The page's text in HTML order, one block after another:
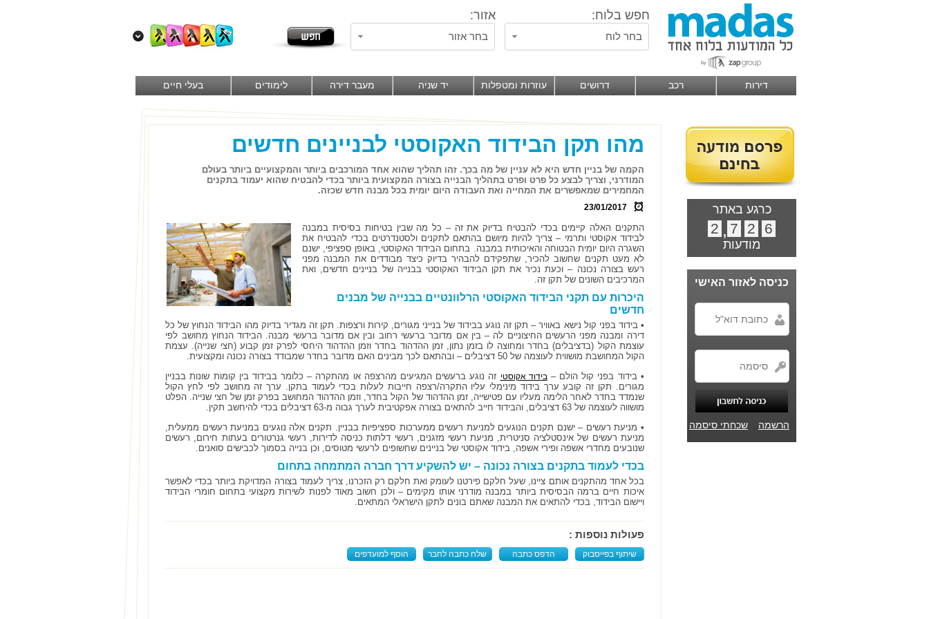
חפש בלוח: אזור:
בחר לוח בחר אזור
דירות רכב דרושים עוזרות ומטפלות יד שניה מעבר דירה לימודים בעלי חיים
כרגע באתר
6
2
7
,
2
מודעות
כניסה לאזור האישי
הרשמה שכחתי סיסמה
מהו תקן הבידוד האקוסטי לבניינים חדשים
הקמה של בניין חדש היא לא עניין של מה בכך. זהו תהליך שהוא אחד המורכבים ביותר והמקצועיים ביותר בעולם
המודרני, וצריך לבצע כל פרט ופרט בתהליך הבנייה בצורה המקצועית ביותר בכדי להבטיח שהוא יעמוד בתקנים
המחמירים שמאפשרים את המחייה ואת העבודה היום יומית בכל מבנה חדש שכזה.
23/01/2017
התקנים האלה קיימים בכדי להבטיח בדיוק את זה – כל מה שבין בטיחות בסיסית במבנה
לבידוד אקוסטי ותרמי – צריך להיות מיושם בהתאם לתקנים ולסטנדרטים בכדי להבטיח את
השגרה היום יומית הבטוחה והאיכותית במבנה. בתחום הבידוד האקוסטי, באופן ספציפי, ישנם
לא מעט תקנים שחשוב להכיר, שתפקידם להבהיר בדיוק כיצד מבודדים את המבנה מפני
רעש בצורה נכונה – וכעת נכיר את תקן הבידוד האקוסטי בבנייה של בניינים חדשים, ואת
המרכיבים השונים של תקן זה.
היכרות עם תקני הבידוד האקוסטי הרלוונטיים בבנייה של מבנים
חדשים
• בידוד בפני קול נישא באוויר – תקן זה נוגע בבידוד של בנייני מגורים, קירות ורצפות. תקן זה מגדיר בדיוק מהו הבידוד הנחוץ של כל
דירה ומבנה מפני הרעשים החיצוניים לה – בין אם מדובר ברעשי רחוב ובין אם מדובר ברעשי מבנה. הבידוד הנחוץ מחושב לפי
עוצמת הקול (בדציבלים) בחדר ומחוצה לו בזמן נתון, זמן ההדהוד בחדר וזמן ההדהוד היחסי לפרק זמן קבוע (חצי שנייה). עצמת
הקול המחושבת מושווית לעוצמה של 50 דציבלים – ובהתאם לכך מבינים האם מדובר בחדר שמבודד בצורה נכונה ומקצועית.
• בידוד בפני קול הולם –בידוד אקוסטי זה נוגע ברעשים המגיעים מהרצפה או מהתקרה – כלומר בבידוד בין קומות שונות בבניין
מגורים. תקן זה קובע ערך בידוד מינימלי עליו התקרה/רצפה חייבות לעלות בכדי לעמוד בתקן. ערך זה מחושב לפי לחץ הקול
שנמדד בחדר לאחר הלימה מעליו עם פטישייה, זמן ההדהוד של הקול בחדר, וזמן ההדהוד המחושב בפרק זמן של חצי שנייה. הפלט
מושווה לעוצמה של 63 דציבלים, והבידוד חייב להתאים בצורה אפקטיבית לערך גבוה מ-63 דציבלים בכדי להיחשב תקין.
• מניעת רעשים – ישנם תקנים הנוגעים למניעת רעשים ממערכות ספציפיות בבניין. תקנים אלה נוגעים במניעת רעשים ממעלית,
מניעת רעשים של אינסטלציה סניטרית, מניעת רעשי מזגנים, רעשי דלתות כניסה לדירות, רעשי גנרטורים בעתות חירום, רעשים
שנובעים מחדרי אשפה ופירי אשפה, בידוד אקוסטי של בניינים שחשופים לרעשי מטוסים, וכן בנייה בסמוך לכבישים סואנים.
בכדי לעמוד בתקנים בצורה נכונה – יש להשקיע דרך חברה המתמחה בתחום
בכל אחד מהתקנים אותם ציינו, שעל חלקם פירטנו לעומק ואת חלקם רק הזכרנו, צריך לעמוד בצורה המדויקת ביותר בכדי לאפשר
איכות חיים ברמה הבסיסית ביותר במבנה מודרני אותו מקימים – ולכן חשוב מאוד לפנות לשירות מקצועי בתחום חומרי הבידוד
ויישום הבידוד, בכדי להתאים את המבנה שאתם בונים לתקן הישראלי המתאים.
פעולות נוספות :
שיתוף בפייסבוק הדפס כתבה שלח כתבה לחבר הוסף למועדפים